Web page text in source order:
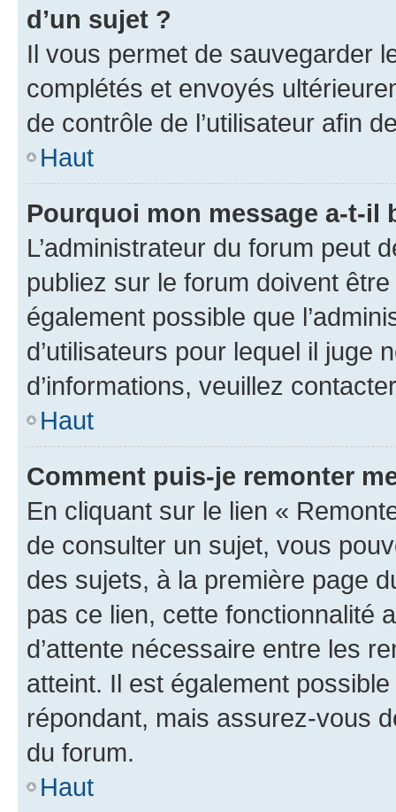
d’un sujet ?
Il vous permet de sauvegarder
complétés et envoyés
de contrôle de l’utilisateur afin
Haut
Pourquoi mon message a-t-il
L’administrateur du forum peut
publiez sur le forum doivent
également possible que
d’utilisateurs pour lequel il juge
d’informations, veuillez
Haut
Comment puis-je remonter
En cliquant sur le lien «
de consulter un sujet, vous
des sujets, à la première page
pas ce lien, cette fonctionnalité
d’attente nécessaire entre les
atteint. Il est également
répondant, mais assurez-vous
du forum.
Haut